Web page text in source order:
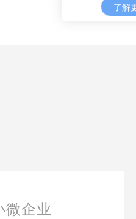
了解
型企业